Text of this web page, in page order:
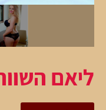
ליאם